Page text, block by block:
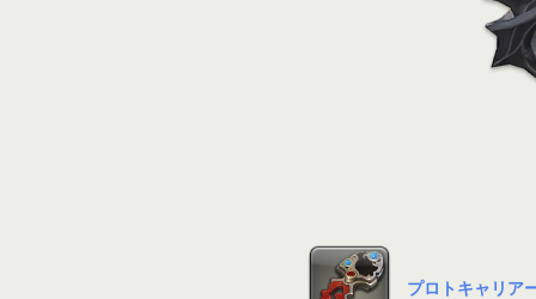
プロトキャリア